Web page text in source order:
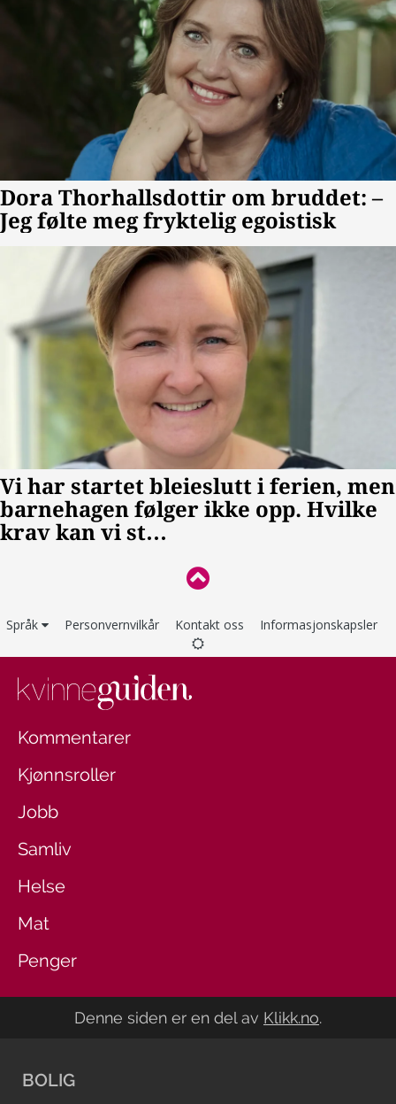
Språk Personvernvilkår Kontakt oss Informasjonskapsler
Kommentarer
Kjønnsroller
Jobb
Samliv
Helse
Mat
Penger
Denne siden er en del av Klikk.no.
BOLIG